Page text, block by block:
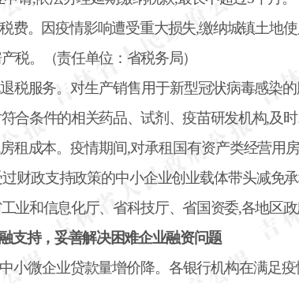
税费。因疫情影响遭受重大损失,缴纳城镇土地
税。（责任单位：省税务局）
退税服务。对生产销售用于新型冠状病毒感染
合条件的相关药品、试剂、疫苗研发机构,及
房租成本。疫情期间,对承租国有资产类经营用
财政支持政策的中小企业创业载体带头减免
工业和信息化厅、省科技厅、省国资委,各地区政
支持，妥善解决困难企业融资问题
中小微企业贷款量增价降。各银行机构在满足